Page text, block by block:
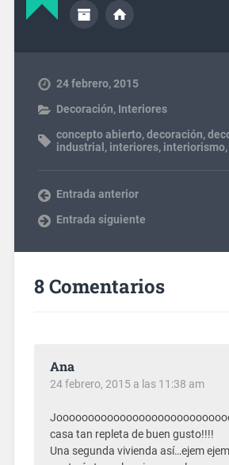
24 febrero, 2015
Decoración, Interiores
concepto abierto,decoración,
industrial , interiores, interiorismo,
Entrada anterior
Entrada siguiente
8 Comentarios
Ana
24 febrero, 2015 a las 11:38 am
casa tan repleta de buen gusto!!!!
Una segunda vivienda así…ejem